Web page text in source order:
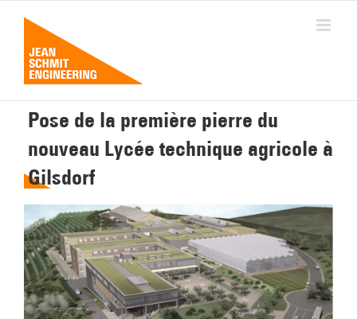
contenu
Pose de la première pierre du
nouveau Lycée technique agricole à
Gilsdorf
l'image
agrandie